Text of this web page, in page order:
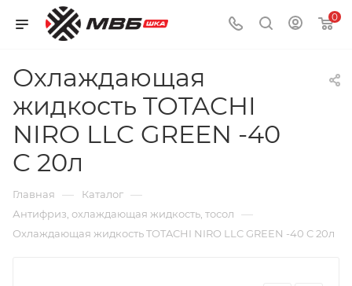
0
Охлаждающая
жидкость TOTACHI
NIRO LLC GREEN -40
C 20л
Главная — Каталог —
Антифриз, охлаждающая жидкость, тосол —
Охлаждающая жидкость TOTACHI NIRO LLC GREEN -40 C 20л